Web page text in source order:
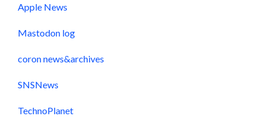
Apple News
Mastodon log
coron news&archives
SNSNews
TechnoPlanet